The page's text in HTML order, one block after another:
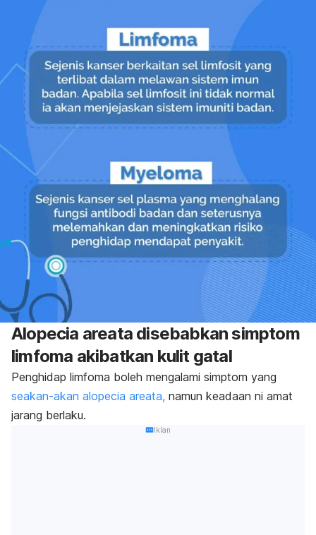
Alopecia areata disebabkan simptom
limfoma akibatkan kulit gatal
Penghidap limfoma boleh mengalami simptom yang
seakan-akan alopecia areata, namun keadaan ni amat
jarang berlaku.
Iklan